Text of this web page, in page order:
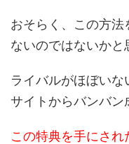
おそらく、この方
ないのではないかと
ライバルがほぼい
サイトからバンバン
この特典を手にされ